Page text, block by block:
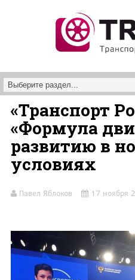
«Транспорт
«Формула
развитию в
условиях
Павел Яблоков 17 ноября